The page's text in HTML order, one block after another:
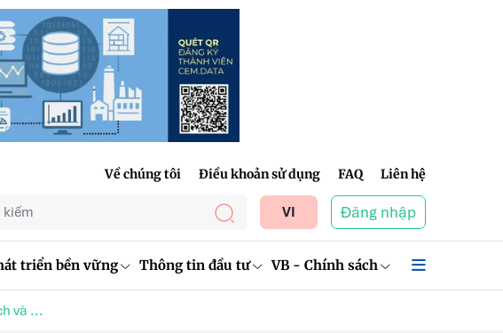
Về chúng tôi Điều khoản sử dụng FAQ Liên hệ
VI Đăng nhập
triển bền vững Thông tin đầu tư VB - Chính sách
và ...